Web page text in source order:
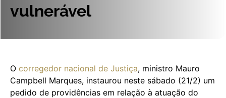
vulnerável
O corregedor nacional de Justiça, ministro Mauro
Campbell Marques, instaurou neste sábado (21/2) um
pedido de providências em relação à atuação do